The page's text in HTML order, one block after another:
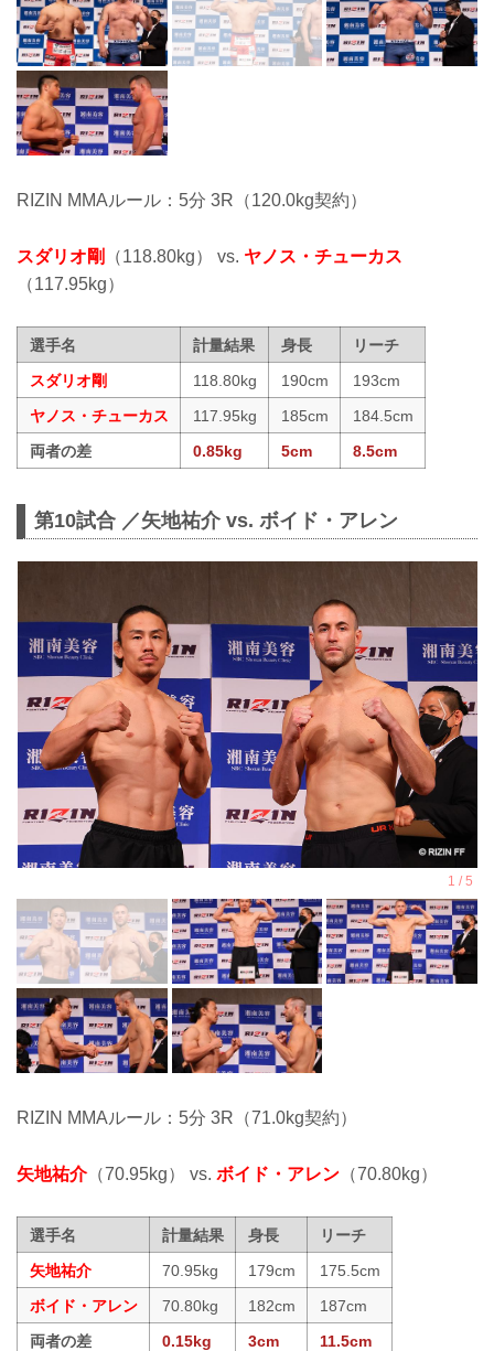
RIZIN MMAルール：5分 3R（120.0kg契約）
スダリオ剛 （118.80kg） vs. ヤノス・チューカス
（117.95kg）
選手名 計量結果 身長
リーチ
スダリオ剛
118.80kg 190cm
193cm
ヤノス・チューカス
117.95kg 185cm
184.5cm
両者の差
0.85kg 5cm 8.5cm
第10試合 ／矢地祐介 vs. ボイド・アレン
RIZIN MMAルール：5分 3R（71.0kg契約）
矢地祐介（70.95kg） vs. ボイド・アレン （70.80kg）
選手名 計量結果 身長
リーチ
矢地祐介
70.95kg 179cm
175.5cm
ボイド・アレン
70.80kg 182cm
187cm
両者の差
0.15kg 3cm 11.5cm